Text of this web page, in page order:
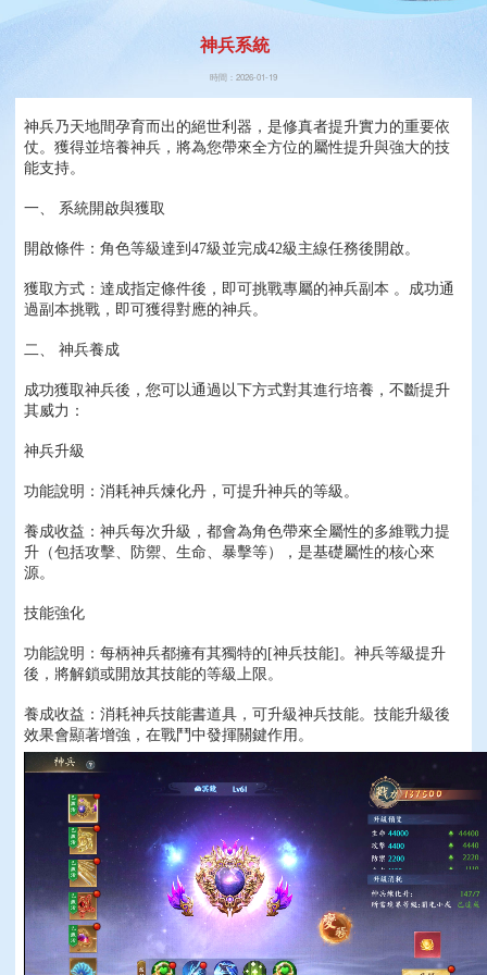
神兵系統
時間：2026-01-19
神兵乃天地間孕育而出的絕世利器，是修真者提升實力的重要依
仗。獲得並培養神兵，將為您帶來全方位的屬性提升與強大的技
能支持。
一、 系統開啟與獲取
開啟條件：角色等級達到47級並完成42級主線任務後開啟。
獲取方式：達成指定條件後，即可挑戰專屬的神兵副本 。成功通
過副本挑戰，即可獲得對應的神兵。
二、 神兵養成
成功獲取神兵後，您可以通過以下方式對其進行培養，不斷提升
其威力：
神兵升級
功能說明：消耗神兵煉化丹，可提升神兵的等級。
養成收益：神兵每次升級，都會為角色帶來全屬性的多維戰力提
升（包括攻擊、防禦、生命、暴擊等），是基礎屬性的核心來
源。
技能強化
功能說明：每柄神兵都擁有其獨特的[神兵技能]。神兵等級提升
後，將解鎖或開放其技能的等級上限。
養成收益：消耗神兵技能書道具，可升級神兵技能。技能升級後
效果會顯著增強，在戰鬥中發揮關鍵作用。